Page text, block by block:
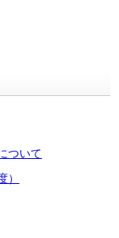
ついて
）